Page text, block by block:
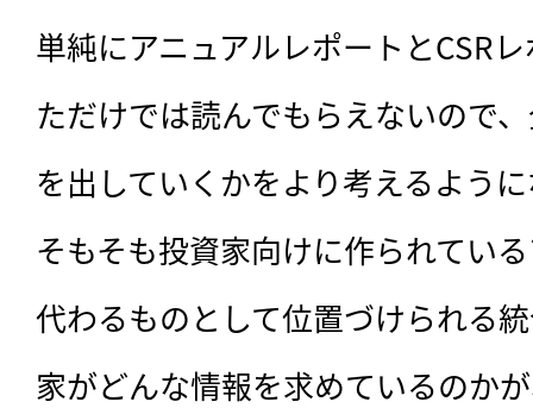
単純にアニュアルレポートとCSR
ただけでは読んでもらえないので
を出していくかをより考えるよう
そもそも投資家向けに作られてい
代わるものとして位置づけられる
家がどんな情報を求めているのか